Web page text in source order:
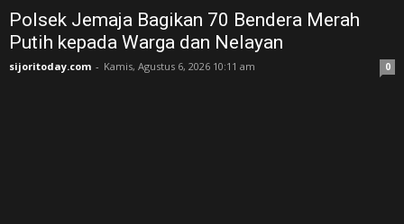
Polsek Jemaja Bagikan 70 Bendera Merah
Putih kepada Warga dan Nelayan
sijoritoday.com - Kamis, Agustus 6, 2026 10:11 am 0